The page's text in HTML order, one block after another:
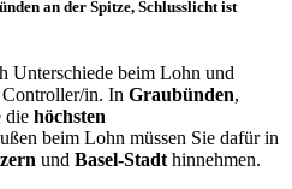
an der Spitze, Schlusslicht ist
Unterschiede beim Lohn und
in. In Graubünden,
die höchsten
beim Lohn müssen Sie dafür in
und Basel-Stadt hinnehmen.